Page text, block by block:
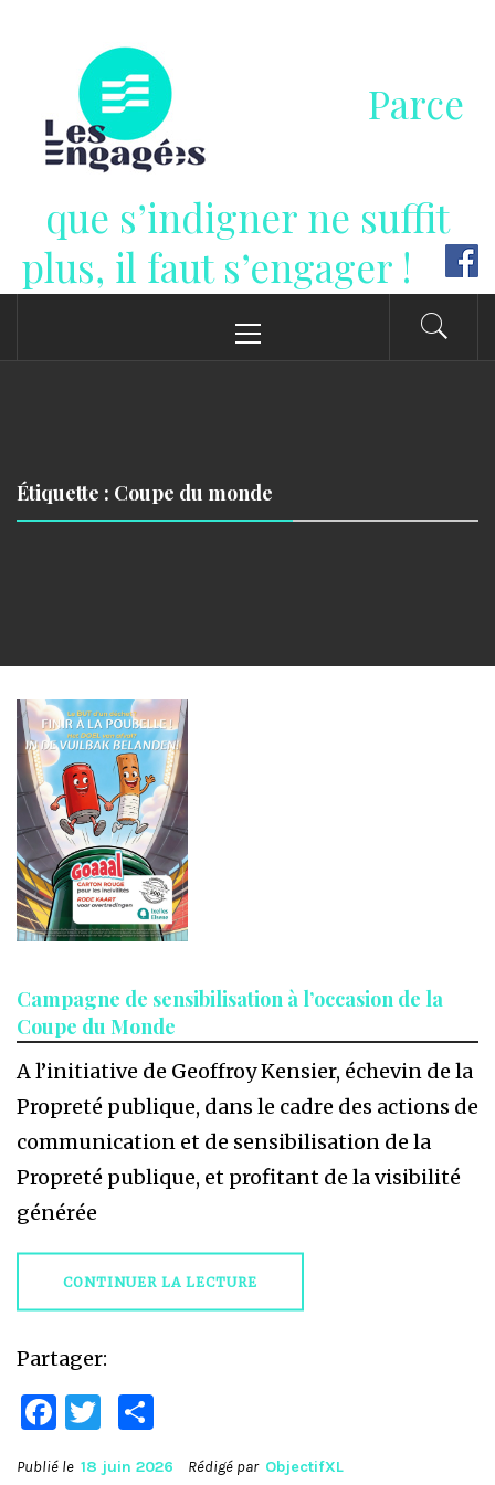
contenu
Parce
que s’indigner ne suffit
plus, il faut s’engager !
principal
Étiquette : Coupe du monde
Campagne de sensibilisation à l’occasion de la
Coupe du Monde
A l’initiative de Geoffroy Kensier, échevin de la
Propreté publique, dans le cadre des actions de
communication et de sensibilisation de la
Propreté publique, et profitant de la visibilité
générée
CONTINUER LA LECTURE
Partager:
Facebook
Twitter
Publié le 18 juin 2026 Rédigé par ObjectifXL